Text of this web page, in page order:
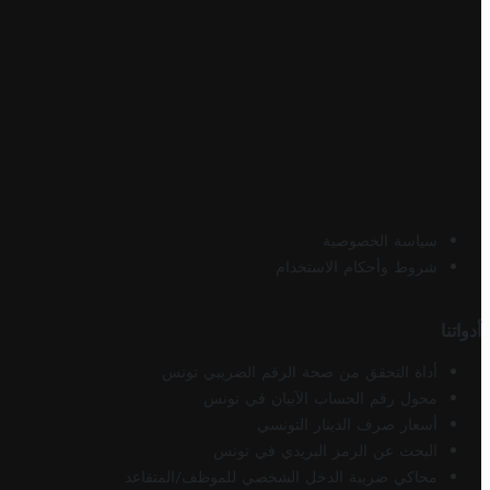
سياسة الخصوصية
شروط وأحكام الاستخدام
أدواتنا
أداة التحقق من صحة الرقم الضريبي تونس
محول رقم الحساب الآيبان في تونس
أسعار صرف الدينار التونسي
البحث عن الرمز البريدي في تونس
محاكي ضريبة الدخل الشخصي للموظف/المتقاعد